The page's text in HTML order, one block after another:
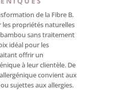
de la Fibre B.
propriétés naturelles
sans traitement
idéal pour les
offrir un
à leur clientèle. De
convient aux
sujettes aux allergies.